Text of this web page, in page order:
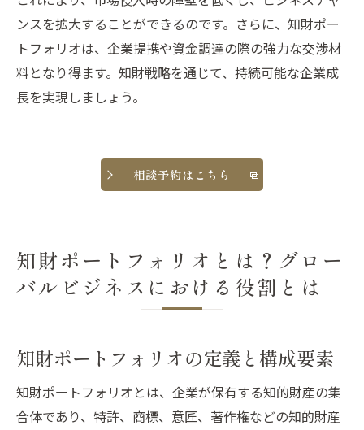
ンスを拡大することができるのです。さらに、知財ポー
トフォリオは、企業提携や資金調達の際の強力な交渉材
料となり得ます。知財戦略を通じて、持続可能な企業成
長を実現しましょう。
相談予約はこちら
知財ポートフォリオとは？グロー
バルビジネスにおける役割とは
知財ポートフォリオの定義と構成要素
知財ポートフォリオとは、企業が保有する知的財産の集
合体であり、特許、商標、意匠、著作権などの知的財産